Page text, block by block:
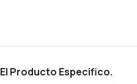
Producto Especifico.